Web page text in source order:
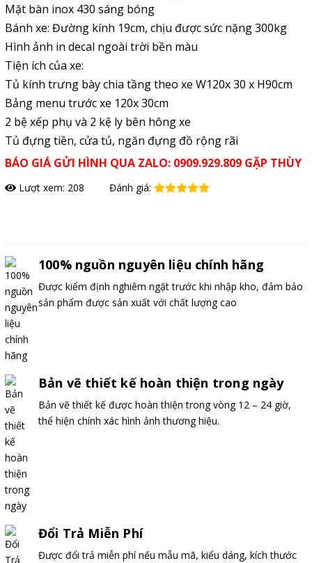
Mặt bàn inox 430 sáng bóng
Bánh xe: Đường kính 19cm, chịu được sức nặng 300kg
Hình ảnh in decal ngoài trời bền màu
Tiện ích của xe:
Tủ kính trưng bày chia tầng theo xe W120x 30 x H90cm
Bảng menu trước xe 120x 30cm
2 bệ xếp phụ và 2 kệ ly bên hông xe
Tủ đựng tiền, cửa tủ, ngăn đựng đồ rộng rãi
BÁO GIÁ GỬI HÌNH QUA ZALO: 0909.929.809 GẶP THÙY
Lượt xem: 208 Đánh giá:
100% nguồn nguyên liệu chính hãng
Được kiểm định nghiêm ngặt trước khi nhập kho, đảm bảo
sản phẩm được sản xuất với chất lượng cao
Bản vẽ thiết kế hoàn thiện trong ngày
Bản vẽ thiết kế được hoàn thiện trong vòng 12 – 24 giờ,
thể hiện chính xác hình ảnh thương hiệu.
Đổi Trả Miễn Phí
Được đổi trả miễn phí nếu mẫu mã, kiểu dáng, kích thước